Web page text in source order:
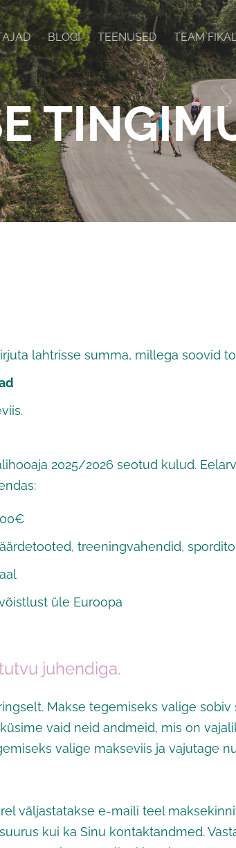
BLOGI TEENUSED TEAM
lahtrisse summa, millega soovid
2025/2026 seotud kulud.
treeningvahendid,
üle Euroopa
juhendiga.
Makse tegemiseks valige sobiv
vaid neid andmeid, mis on
valige makseviis ja vajutage
väljastatakse e-maili teel
kui ka Sinu kontaktandmed.